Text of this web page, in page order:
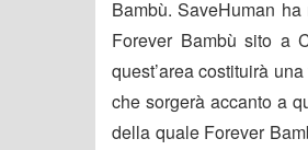
Bambù. SaveHuman
Forever Bambù sito a
quest’area costituirà
che sorgerà accanto a
della quale Forever